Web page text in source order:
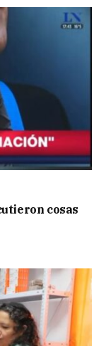
cosas